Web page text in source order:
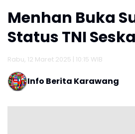
Menhan Buka
Status TNI
Rabu, 12 Maret 2025 | 10:15 WIB
Info Berita Karawang